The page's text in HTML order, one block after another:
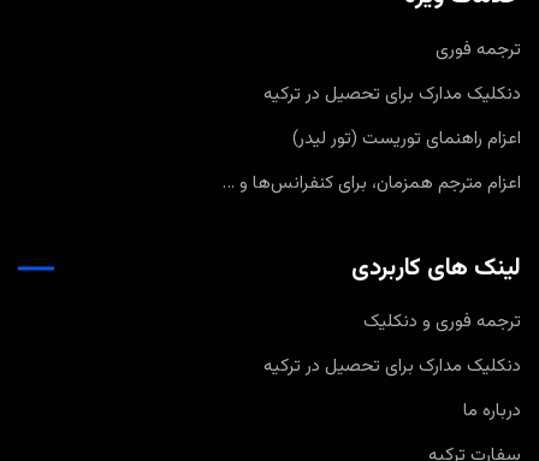
ترجمه فوری
دنکلیک مدارک برای تحصیل در ترکیه
اعزام راهنمای توریست (تور لیدر)
اعزام مترجم همزمان، برای کنفرانس‌ها و …
لینک های کاربردی
ترجمه فوری و دنکلیک
دنکلیک مدارک برای تحصیل در ترکیه
درباره ما